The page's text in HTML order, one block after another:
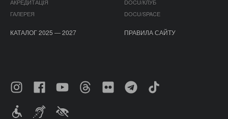
АКРЕДИТАЦІЯ
ГАЛЕРЕЯ
DOCU/КЛУБ
DOCU/SPACE
КАТАЛОГ 2025 — 2027 ПРАВИЛА САЙТУ